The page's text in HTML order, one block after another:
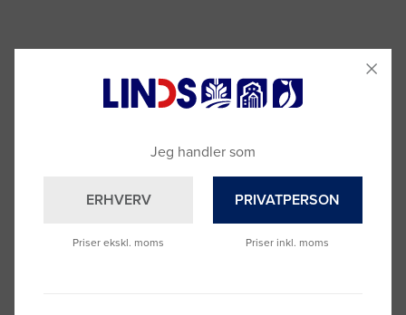
Jeg handler som
ERHVERV
Priser ekskl. moms
PRIVATPERSON
Priser inkl. moms